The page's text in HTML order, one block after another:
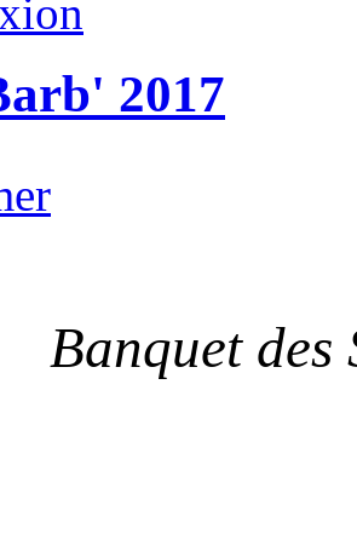
2017
Banquet des